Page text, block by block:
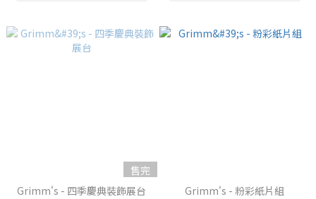
售完
Grimm's - 四季慶典裝飾展台
Grimm's - 粉彩紙片組